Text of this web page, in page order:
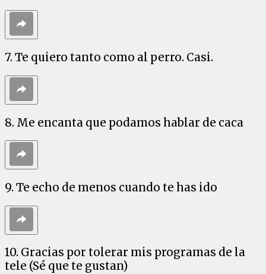
7. Te quiero tanto como al perro. Casi.
8. Me encanta que podamos hablar de caca
9. Te echo de menos cuando te has ido
10. Gracias por tolerar mis programas de la
tele (Sé que te gustan)